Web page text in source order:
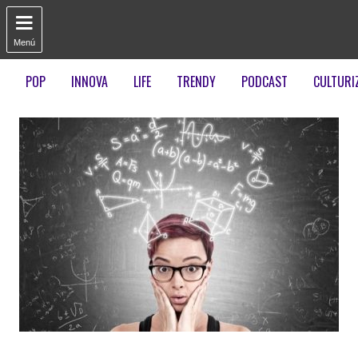

Menú
POP INNOVA LIFE TRENDY PODCAST